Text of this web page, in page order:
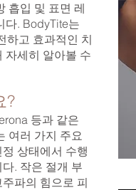
흡입 및 표면 레
다. BodyTite는
하고 효과적인 치
자세히 알아볼 수
?
등과 같은
여러 가지 주요
상태에서 수행
. 작은 절개 부
파의 힘으로 피